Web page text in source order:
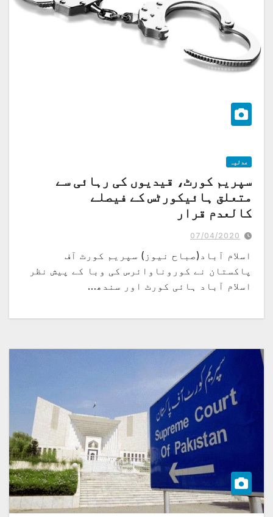
عدلیہ
سپریم کورٹ، قیدیوں کی رہائی سے
متعلق ہائیکورٹس کے فیصلے
کالعدم قرار
07/04/2020
اسلام آباد(صباح نیوز) سپریم کورٹ آف
پاکستان نے کوروناوائرس کی وبا کے پیش نظر
اسلام آباد ہائی کورٹ اور سندھ…